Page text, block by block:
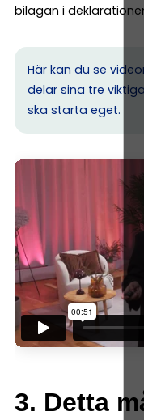
bilagan i
Här kan du se
delar sina tre
ska starta eget.
3. Detta